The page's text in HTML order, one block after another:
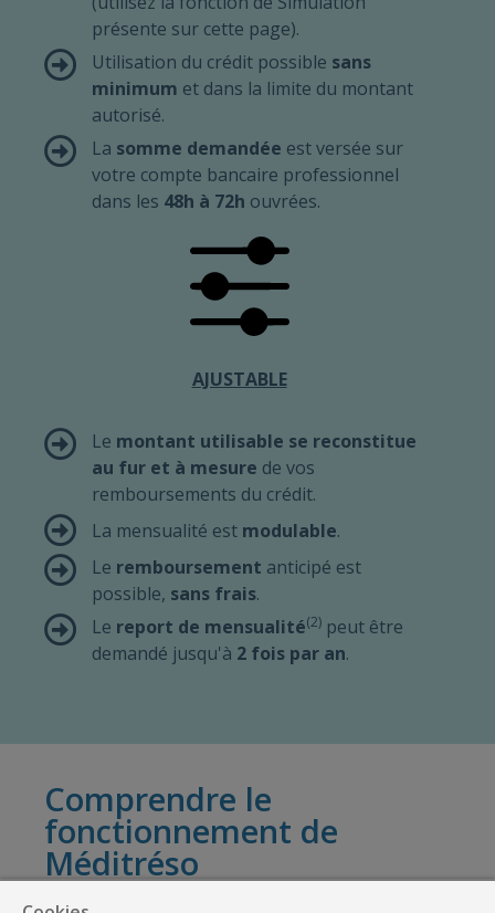
présente sur cette page).
Utilisation du crédit possible sans
minimum et dans la limite du montant
autorisé.
La somme demandée est versée sur
votre compte bancaire professionnel
dans les 48h à 72h ouvrées.
AJUSTABLE
Le montant utilisable se reconstitue
au fur et à mesure de vos
remboursements du crédit.
La mensualité est modulable.
Le remboursement anticipé est
possible, sans frais.
Le report de mensualité(2)peut être
demandé jusqu'à 2 fois par an.
Comprendre le
fonctionnement de
Méditréso